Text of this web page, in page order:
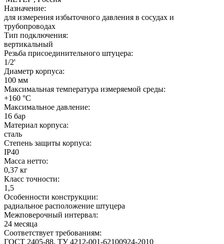
Назначение:
для измерения избыточного давления в сосудах и
трубопроводах
Тип подключения:
вертикальный
Резьба присоединительного штуцера:
1/2'
Диаметр корпуса:
100 мм
Максимальная температура измеряемой среды:
+160 °C
Максимальное давление:
16 бар
Материал корпуса:
сталь
Степень защиты корпуса:
IP40
Масса нетто:
0,37 кг
Класс точности:
1,5
Особенности конструкции:
радиальное расположение штуцера
Межповерочный интервал:
24 месяца
Соответствует требованиям:
ГОСТ 2405-88, ТУ 4212-001-62100924-2010